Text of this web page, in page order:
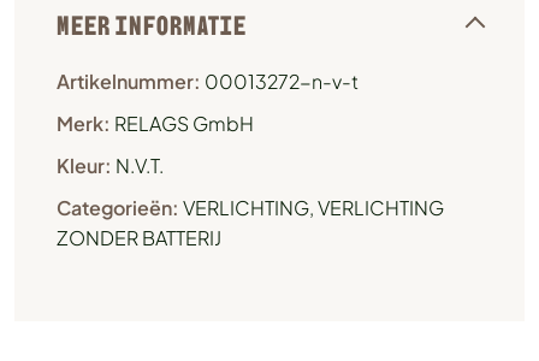
MEER INFORMATIE
Artikelnummer: 00013272-n-v-t
Merk: RELAGS GmbH
Kleur: N.V.T.
Categorieën: VERLICHTING,VERLICHTING
ZONDER BATTERIJ